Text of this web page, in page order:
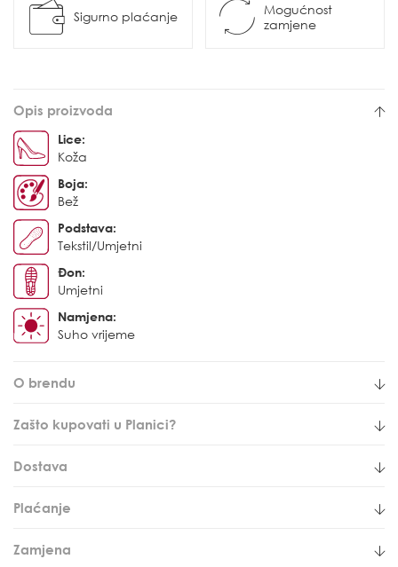
Sigurno plaćanje
Mogućnost
zamjene
Opis proizvoda
Lice:
Koža
Boja:
Bež
Podstava:
Tekstil/Umjetni
Đon:
Umjetni
Namjena:
Suho vrijeme
O brendu
Zašto kupovati u Planici?
Dostava
Plaćanje
Zamjena